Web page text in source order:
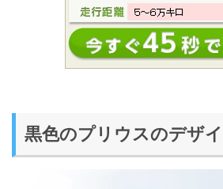
黒色のプリウスのデザ